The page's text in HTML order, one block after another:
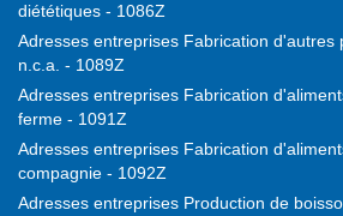
diététiques - 1086Z
Adresses entreprises Fabrication d'autres
n.c.a. - 1089Z
Adresses entreprises Fabrication
ferme - 1091Z
Adresses entreprises Fabrication
compagnie - 1092Z
Adresses entreprises Production de